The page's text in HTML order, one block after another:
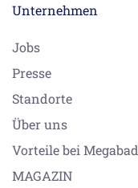
Unternehmen
Jobs
Presse
Standorte
Über uns
Vorteile bei Megabad
MAGAZIN